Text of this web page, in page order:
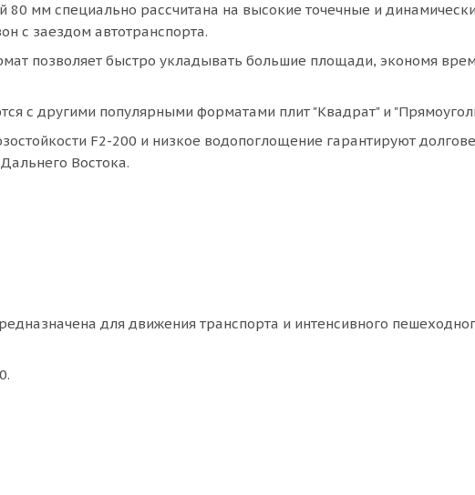
80 мм специально рассчитана на высокие точечные и
с заездом автотранспорта.
позволяет быстро укладывать большие площади, экономя
с другими популярными форматами плит "Квадрат" и
F2-200 и низкое водопоглощение гарантируют
Востока.
для движения транспорта и интенсивного